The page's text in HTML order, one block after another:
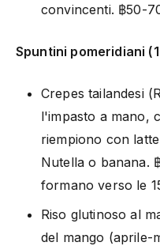
convincenti. ฿50-
Spuntini pomeridiani
Crepes tailandesi
l'impasto a mano,
riempiono con
Nutella o banana.
formano verso le
Riso glutinoso al
del mango (aprile-